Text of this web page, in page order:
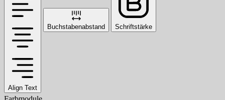
Align Text
Buchstabenabstand Schriftstärke